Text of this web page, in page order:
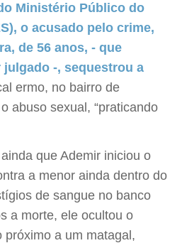
Ministério Público do
o acusado pelo crime,
de 56 anos, - que
-, sequestrou a
ermo, no bairro de
abuso sexual, “praticando
que Ademir iniciou o
a menor ainda dentro do
de sangue no banco
a morte, ele ocultou o
próximo a um matagal,